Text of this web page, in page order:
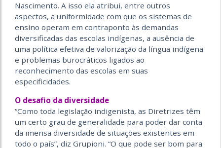
Nascimento. A isso ela atribui, entre outros
aspectos, a uniformidade com que os sistemas de
ensino operam em contraponto às demandas
diversificadas das escolas indígenas, a ausência de
uma política efetiva de valorização da língua indígena
e problemas burocráticos ligados ao
reconhecimento das escolas em suas
especificidades.
O desafio da diversidade
“Como toda legislação indigenista, as Diretrizes têm
um certo grau de generalidade para poder dar conta
da imensa diversidade de situações existentes em
todo o país”, diz Grupioni. “O que pode ser bom para